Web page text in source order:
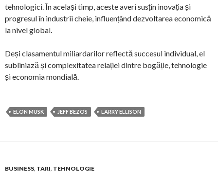
tehnologici. În același timp, aceste averi susțin inovația și
progresul în industrii cheie, influențând dezvoltarea economică
la nivel global.
Deși clasamentul miliardarilor reflectă succesul individual, el
subliniază și complexitatea relației dintre bogăție, tehnologie
și economia mondială.
ELON MUSK JEFF BEZOS LARRY ELLISON
BUSINESS, TARI, TEHNOLOGIE